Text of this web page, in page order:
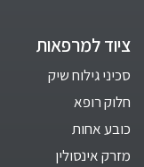
ציוד למרפאות
סכיני גילוח שיק
חלוק רופא
כובע אחות
מזרק אינסולין